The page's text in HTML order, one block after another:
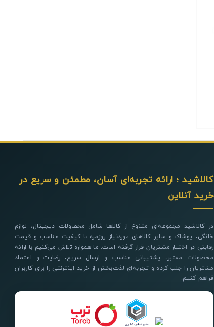
کالاشید ؛ ارائه تجربه‌ای آسان، مطمئن و سریع در
خرید آنلاین
در کالاشید مجموعه‌ای متنوع از کالاها شامل محصولات دیجیتال، لوازم
خانگی، پوشاک و سایر کالاهای موردنیاز روزمره با کیفیت مناسب و قیمت
رقابتی در اختیار مشتریان قرار گرفته است. ما همواره تلاش می‌کنیم با ارائه
محصولات معتبر، پشتیبانی مناسب و ارسال سریع، رضایت و اعتماد
مشتریان را جلب کرده و تجربه‌ای لذت‌بخش از خرید اینترنتی را برای کاربران
فراهم کنیم.